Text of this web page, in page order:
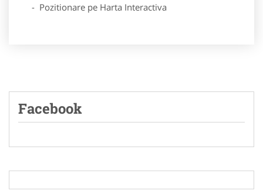
- Pozitionare pe Harta Interactiva
Facebook